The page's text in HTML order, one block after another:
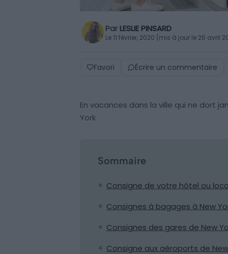
Par LESLIE PINSARD
Le 11 février, 2020 (mis à jour le 26 avril
Favori Écrire un commentaire
En vacances dans la ville qui ne dort
York
Sommaire
Consigne de votre hôtel ou
Consignes à bagages à New
Consignes des gares de New
Consigne aux aéroports de